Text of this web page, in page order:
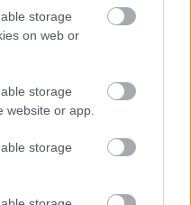
storage
on web or
storage
website or app.
storage